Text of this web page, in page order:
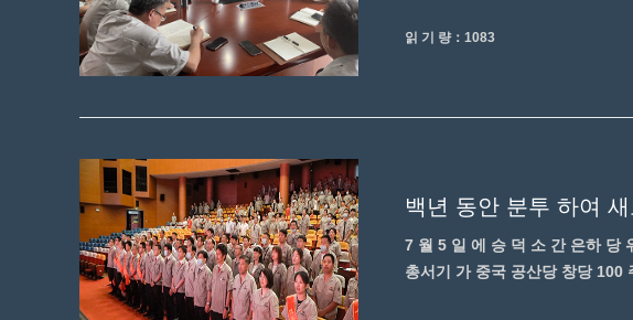
읽 기 량：1083
7 월 5 일 에 승 덕 소 간 은하 당
총서기 가 중국 공산당 창당 100